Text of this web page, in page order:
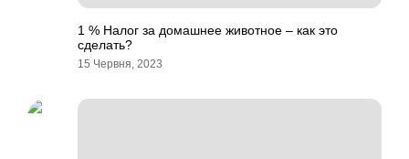
1 % Налог за домашнее животное – как это
сделать?
15 Червня, 2023